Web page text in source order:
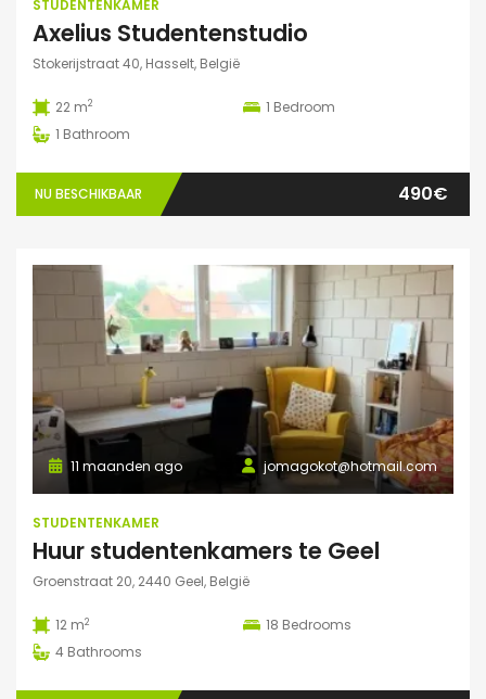
STUDENTENKAMER
Axelius Studentenstudio
Stokerijstraat 40, Hasselt, België
22 m2 1 Bedroom
1 Bathroom
NU BESCHIKBAAR 490€
jomagokot@hotmail.com
11 maanden ago
STUDENTENKAMER
Huur studentenkamers te Geel
Groenstraat 20, 2440 Geel, België
12 m2 18 Bedrooms
4 Bathrooms